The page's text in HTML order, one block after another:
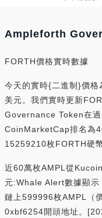
Ampleforth
FORTH價格實時數據
今天的實時{二進制}價
美元。我們實時更新
Governance Token在
CoinMarketCap排名為
15259210枚FORTH硬
近60萬枚AMPL從
元:Whale Alert數據顯
鏈上599996枚AMPL（
0xbf6254開頭地址。